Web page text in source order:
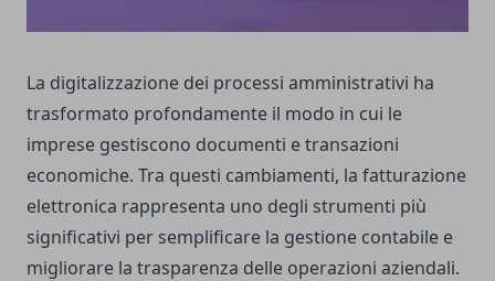
La digitalizzazione dei processi amministrativi ha
trasformato profondamente il modo in cui le
imprese gestiscono documenti e transazioni
economiche. Tra questi cambiamenti, la fatturazione
elettronica rappresenta uno degli strumenti più
significativi per semplificare la gestione contabile e
migliorare la trasparenza delle operazioni aziendali.